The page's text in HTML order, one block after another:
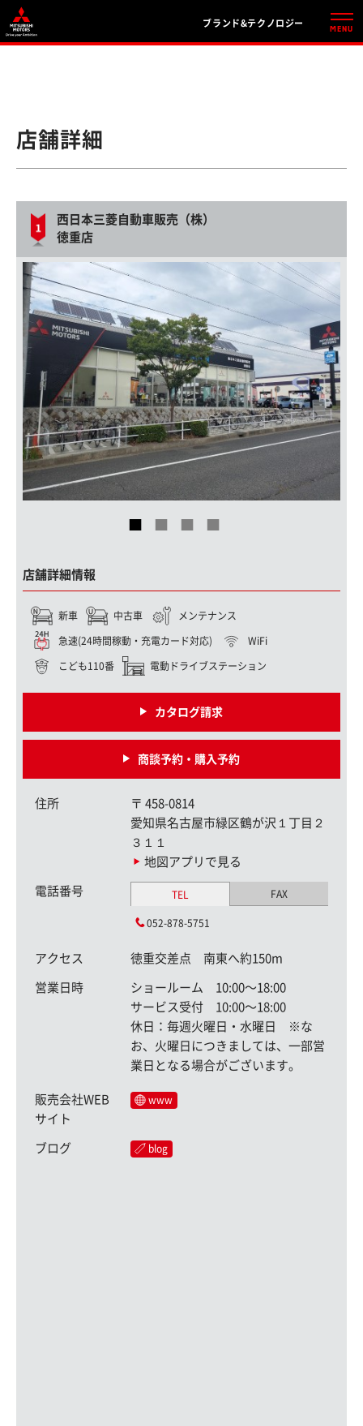
ブランド&テクノロジー
店舗詳細
西日本三菱自動車販売（株）
徳重店
店舗詳細情報
新車 中古車 メンテナンス
急速(24時間稼動・充電カード対応) WiFi
こども110番 電動ドライブステーション
カタログ請求
商談予約・購入予約
住所 〒 458-0814
愛知県名古屋市緑区鶴が沢１丁目２
３１１
地図アプリで見る
電話番号 TEL FAX
052-878-5751
アクセス 徳重交差点 南東へ約150m
営業日時
ショールーム 10:00〜18:00
サービス受付 10:00〜18:00
休日：毎週火曜日・水曜日 ※な
お、火曜日につきましては、一部営
業日となる場合がございます。
販売会社WEB
サイト
www
ブログ blog